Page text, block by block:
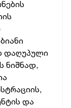
დაღუპული
ნიშნად,
და